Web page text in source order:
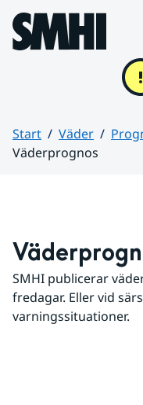
Hoppa till sidans innehåll
Start Väder
Väderprognos
SMHI publicerar
fredagar. Eller vid
varningssituationer.